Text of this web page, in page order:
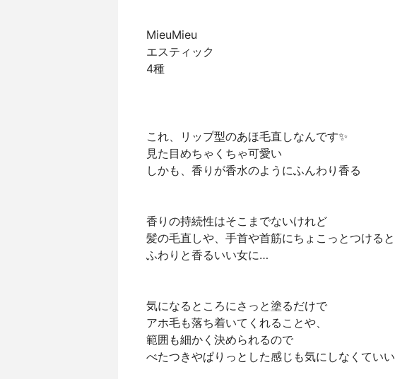
MieuMieu
エスティック
4種
これ、リップ型のあほ毛直しなんです✨
見た目めちゃくちゃ可愛い
しかも、香りが香水のようにふんわり香る
香りの持続性はそこまでないけれど
髪の毛直しや、手首や首筋にちょこっとつけると
ふわりと香るいい女に…
気になるところにさっと塗るだけで
アホ毛も落ち着いてくれることや、
範囲も細かく決められるので
べたつきやぱりっとした感じも気にしなくていい